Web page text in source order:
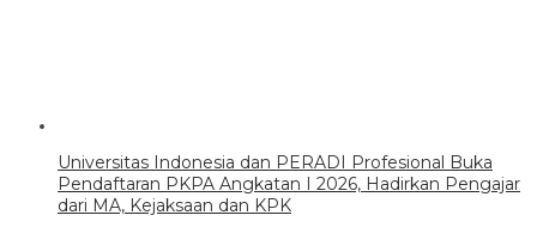
Universitas Indonesia dan PERADI Profesional Buka
Pendaftaran PKPA Angkatan I 2026, Hadirkan Pengajar
dari MA, Kejaksaan dan KPK